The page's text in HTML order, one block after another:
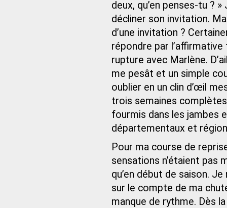
deux, qu’en penses‑tu ?
décliner son invitation.
d’une invitation ?
répondre par
rupture avec Marlène.
me pesât et un simple
oublier en un clin d’œil
trois semaines
fourmis dans les jambes
départementaux et
Pour ma course de
sensations n’étaient pas
qu’en début de saison.
sur le compte de ma
manque de rythme. Dès